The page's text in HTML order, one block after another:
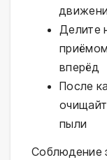
Делите
вперёд
После
пыли
Соблюдение